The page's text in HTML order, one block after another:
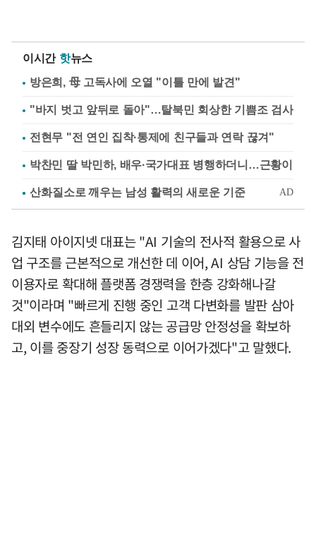
이시간 핫뉴스
방은희, 母 고독사에 오열 "이틀 만에 발견"
"바지 벗고 앞뒤로 돌아"…탈북민 회상한 기쁨조 검사
전현무 "전 연인 집착·통제에 친구들과 연락 끊겨"
박찬민 딸 박민하, 배우·국가대표 병행하더니…근황이
김지태 아이지넷 대표는 "AI 기술의 전사적 활용으로 사
업 구조를 근본적으로 개선한 데 이어, AI 상담 기능을 전
이용자로 확대해 플랫폼 경쟁력을 한층 강화해나갈
것"이라며 "빠르게 진행 중인 고객 다변화를 발판 삼아
대외 변수에도 흔들리지 않는 공급망 안정성을 확보하
고, 이를 중장기 성장 동력으로 이어가겠다"고 말했다.